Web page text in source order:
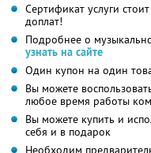
Сертификат услуги стоит
доплат!
Подробнее о
узнать на сайте
Один купон на один
Вы можете
любое время работы
Вы можете купить и
себя и в подарок
Необходим